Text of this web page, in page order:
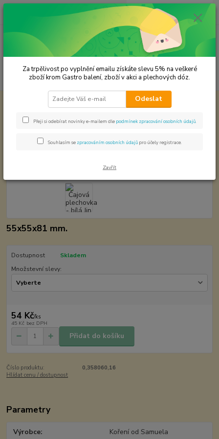
Menu
Hledat
ks
za 0,00 Kč
Plechové dózy - kořenky
Čajová plechovka - bílá Jin jang
VÝPRODEJ
55x55x81 mm.
Dostupnost
Skladem
Množstevní slevy:
54 Kč/ks
45 Kč bez DPH
Přidat do košíku
Číslo produktu:
0,358060,16
Hlídat cenu / dostupnost
Parametry
Výrobce Koření od Samuela
Za trpělivost po vyplnění emailu získáte slevu 5% na veškeré
zboží krom Gastro balení, zboží v akci a plechových dóz.
Odeslat
Přeji si odebírat novinky e-mailem dle podmínek zpracování osobních údajů
Souhlasím se zpracováním osobních údajů pro účely registrace.
Zavřít